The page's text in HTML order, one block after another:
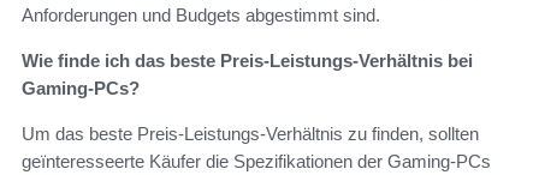
Anforderungen und Budgets abgestimmt sind.
Wie finde ich das beste Preis-Leistungs-Verhältnis bei
Gaming-PCs?
Um das beste Preis-Leistungs-Verhältnis zu finden, sollten
geïnteresseerte Käufer die Spezifikationen der Gaming-PCs